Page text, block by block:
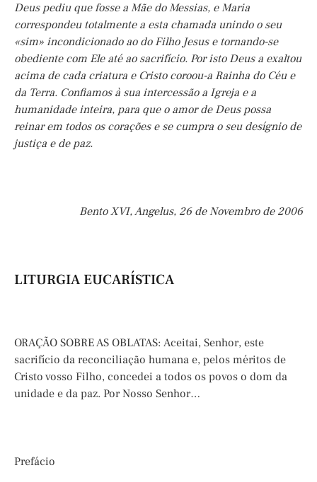
Deus pediu que fosse a Mãe do Messias, e Maria
correspondeu totalmente a esta chamada unindo o seu
«sim» incondicionado ao do Filho Jesus e tornando-se
obediente com Ele até ao sacrifício. Por isto Deus a exaltou
acima de cada criatura e Cristo coroou-a Rainha do Céu e
da Terra. Confiamos à sua intercessão a Igreja e a
humanidade inteira, para que o amor de Deus possa
reinar em todos os corações e se cumpra o seu desígnio de
justiça e de paz.
Bento XVI, Angelus, 26 de Novembro de 2006
LITURGIA EUCARÍSTICA
ORAÇÃO SOBRE AS OBLATAS: Aceitai, Senhor, este
sacrifício da reconciliação humana e, pelos méritos de
Cristo vosso Filho, concedei a todos os povos o dom da
unidade e da paz. Por Nosso Senhor…
Prefácio